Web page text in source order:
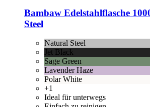
Bambaw Edelstahlflasche
Steel
Natural Steel
Jet Black
Sage Green
Lavender Haze
Polar White
+1
Ideal für unterwegs